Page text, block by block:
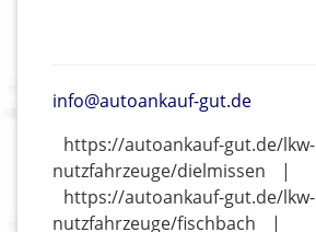
info@autoankauf-gut.de
https://autoankauf-gut.de/lkw-
nutzfahrzeuge/dielmissen
|
https://autoankauf-gut.de/lkw-
nutzfahrzeuge/fischbach
|